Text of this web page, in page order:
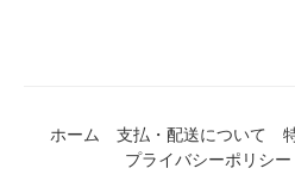
ホーム 支払・配送について
プライバシーポリシー